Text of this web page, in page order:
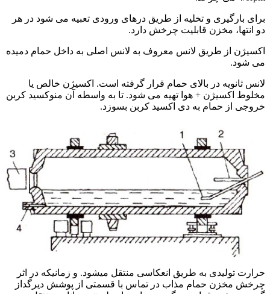
برای بارگیری و تخلیه از طریق درهای ورودی تعبیه می شود در هر
دو انتها، مخزن قابلیت چرخش دارد.
اکسیژن از طریق لانس معروف به لانس اصلی به داخل حمام دمیده
می شود.
لانس ثانویه در بالای حمام قرار گرفته است. اکسیژن خالص یا
مخلوط اکسیژن + هوا تهیه می شود. تا به واسطه آن منوکسید کربن
خروجی از حمام به دی اکسید کربن بسوزد.
حرارت تولیدی به طریق انعکاسی منتقل میشود. و زمانیکه در اثر
چرخش مخزن حمام مذاب در تماس با قسمتی از پوشش دیرگداز